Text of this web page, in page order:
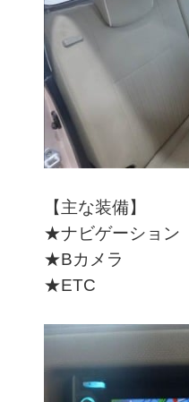
【主な装備】
★ナビゲーション
★Bカメラ
★ETC